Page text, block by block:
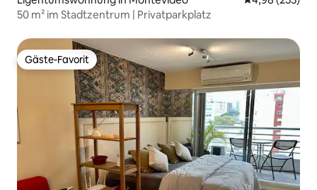
50 m² im Stadtzentrum | Privatparkplatz
Gäste-Favorit
Gäste-Favorit